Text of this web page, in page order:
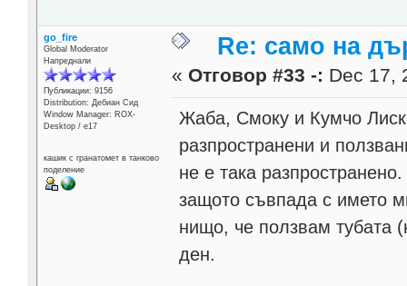
go_fire
Global Moderator
Напреднали
Публикации: 9156
Distribution: Дебиан Сид
Window Manager: ROX-
Desktop / е17
кашик с гранатомет в танково
поделение
Re: само на
« Отговор #33 -: Dec 17,
Жаба, Смоку и Кумчо
разпространени и
не е така
защото съвпада с името
нищо, че ползвам тубата
ден.